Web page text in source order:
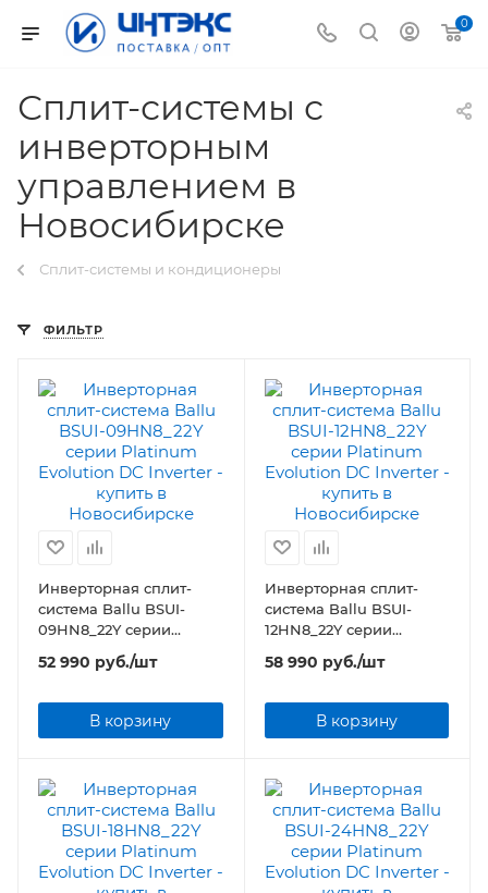
0
Сплит-системы с
инверторным
управлением в
Новосибирске
Сплит-системы и кондиционеры
ФИЛЬТР
Инверторная сплит-
система Ballu BSUI-
09HN8_22Y серии
Platinum Evolution DC
Inverter
52 990 руб./шт
В корзину
Инверторная сплит-
система Ballu BSUI-
12HN8_22Y серии
Platinum Evolution DC
Inverter
58 990 руб./шт
В корзину